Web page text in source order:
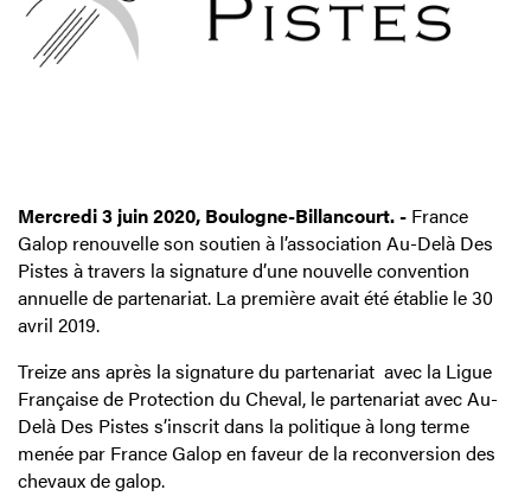
Mercredi 3 juin 2020, Boulogne-Billancourt. - France
Galop renouvelle son soutien à l’association Au-Delà Des
Pistes à travers la signature d’une nouvelle convention
annuelle de partenariat. La première avait été établie le 30
avril 2019.
Treize ans après la signature du partenariat avec la Ligue
Française de Protection du Cheval, le partenariat avec Au-
Delà Des Pistes s’inscrit dans la politique à long terme
menée par France Galop en faveur de la reconversion des
chevaux de galop.